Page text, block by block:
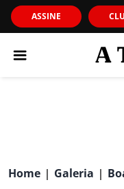
ASSINE
Home | Galeria |